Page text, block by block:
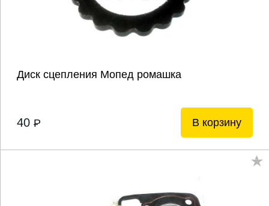
Диск сцепления Мопед ромашка
40 P В корзину